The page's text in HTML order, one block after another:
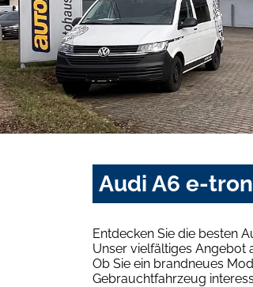
Audi A6 e-
Entdecken Sie die besten
Unser vielfältiges Angebot
Ob Sie ein brandneues
Gebrauchtfahrzeug